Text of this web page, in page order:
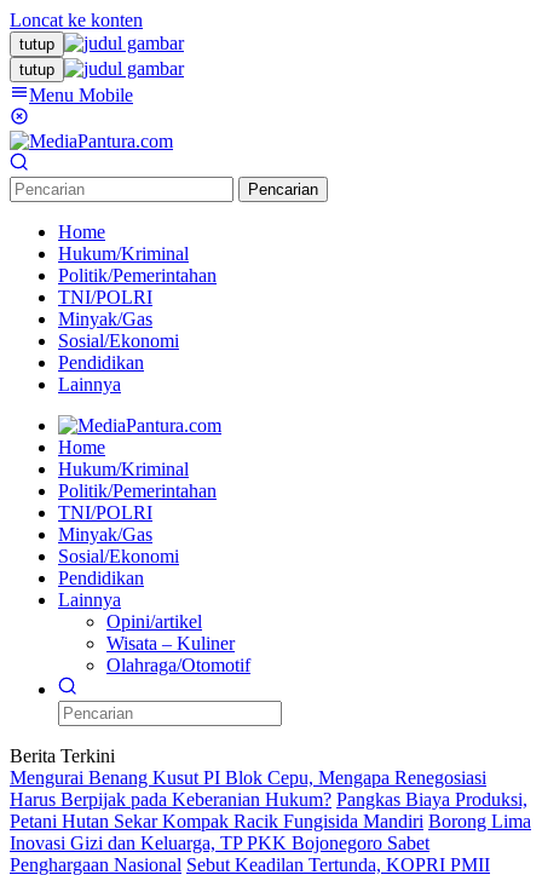
Loncat ke konten
tutup
tutup
Menu Mobile
Pencarian
Home
Hukum/Kriminal
Politik/Pemerintahan
TNI/POLRI
Minyak/Gas
Sosial/Ekonomi
Pendidikan
Lainnya
Home
Hukum/Kriminal
Politik/Pemerintahan
TNI/POLRI
Minyak/Gas
Sosial/Ekonomi
Pendidikan
Lainnya
Opini/artikel
Wisata – Kuliner
Olahraga/Otomotif
Berita Terkini
Mengurai Benang Kusut PI Blok Cepu, Mengapa Renegosiasi
Harus Berpijak pada Keberanian Hukum? Pangkas Biaya Produksi,
Petani Hutan Sekar Kompak Racik Fungisida Mandiri Borong Lima
Inovasi Gizi dan Keluarga, TP PKK Bojonegoro Sabet
Penghargaan Nasional Sebut Keadilan Tertunda, KOPRI PMII